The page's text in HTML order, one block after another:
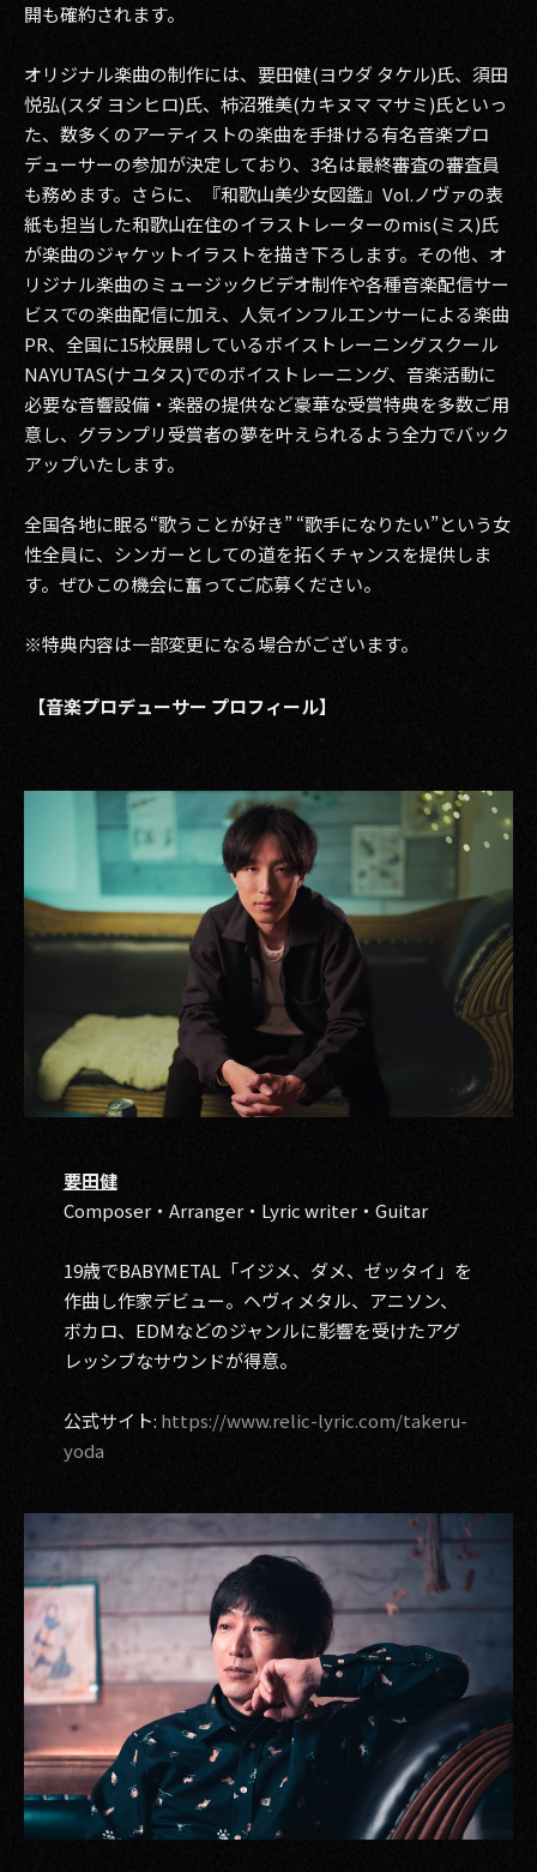
開も確約されます。
オリジナル楽曲の制作には、要田健(ヨウダ タケル)氏、須田
悦弘(スダ ヨシヒロ)氏、柿沼雅美(カキヌマ マサミ)氏といっ
た、数多くのアーティストの楽曲を手掛ける有名音楽プロ
デューサーの参加が決定しており、3名は最終審査の審査員
も務めます。さらに、『和歌山美少女図鑑』Vol.ノヴァの表
紙も担当した和歌山在住のイラストレーターのmis(ミス)氏
が楽曲のジャケットイラストを描き下ろします。その他、オ
リジナル楽曲のミュージックビデオ制作や各種音楽配信サー
ビスでの楽曲配信に加え、人気インフルエンサーによる楽曲
PR、全国に15校展開しているボイストレーニングスクール
NAYUTAS(ナユタス)でのボイストレーニング、音楽活動に
必要な音響設備・楽器の提供など豪華な受賞特典を多数ご用
意し、グランプリ受賞者の夢を叶えられるよう全力でバック
アップいたします。
全国各地に眠る“歌うことが好き” “歌手になりたい”という女
性全員に、シンガーとしての道を拓くチャンスを提供しま
す。ぜひこの機会に奮ってご応募ください。
※特典内容は一部変更になる場合がございます。
【音楽プロデューサー プロフィール】
要田健
Composer・Arranger・Lyric writer・Guitar
19歳でBABYMETAL「イジメ、ダメ、ゼッタイ」を
作曲し作家デビュー。ヘヴィメタル、アニソン、
ボカロ、EDMなどのジャンルに影響を受けたアグ
レッシブなサウンドが得意。
公式サイト: https://www.relic-lyric.com/takeru-
yoda